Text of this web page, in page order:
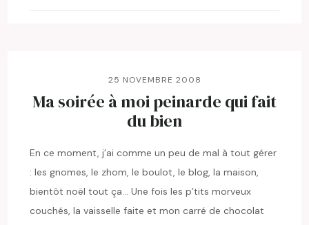
25 NOVEMBRE 2008
Ma soirée à moi peinarde qui fait
du bien
En ce moment, j’ai comme un peu de mal à tout gérer
: les gnomes, le zhom, le boulot, le blog, la maison,
bientôt noël tout ça… Une fois les p’tits morveux
couchés, la vaisselle faite et mon carré de chocolat